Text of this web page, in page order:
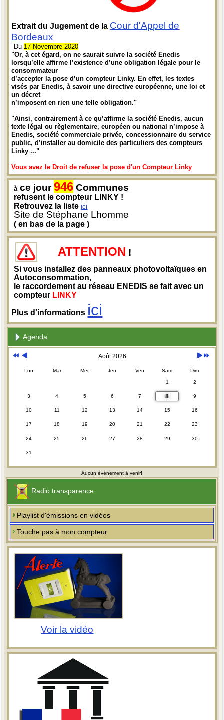
Extrait du Jugement de la Cour d'Appel de
Bordeaux
Du 17 Novembre 2020
"Or, à cet égard, on ne saurait suivre la société Enedis
lorsqu’elle affirme l’existence d’une obligation légale pour le
consommateur
d’accepter la pose d’un compteur Linky. En effet, les textes
visés par Enedis, à savoir une directive européenne, une loi et
un décret
n’imposent en rien une telle obligation."
"Ainsi, contrairement à ce qu’affirme la société Enedis, aucun
texte légal ou règlementaire, européen ou national n’impose à
Enedis, société commerciale privée, concessionnaire du service
public, d’installer au domicile des particuliers des compteurs
Linky ..."
Vous avez le Droit de refuser la pose d'un Compteur Linky
à ce jour946 Communes
refusent le compteur LINKY !
Retrouvez la listeici
Site de Stéphane Lhomme
( en bas de la page )
ATTENTION !
Si vous installez des panneaux photovoltaïques en
Autoconsommation,
le raccordement au réseau ENEDIS se fait avec un
compteur LINKY
Plus d'informations ici
Agenda
Août 2026
Lun Mar Mer Jeu Ven Sam Dim
1 2
3 4 5 6 7 8 9
10 11 12 13 14 15 16
17 18 19 20 21 22 23
24 25 26 27 28 29 30
31
Aucun évènement à venir!
Radio transparence
Playlist d'émissions en vidéos
Touche pas à mon compteur
Voir la vidéo